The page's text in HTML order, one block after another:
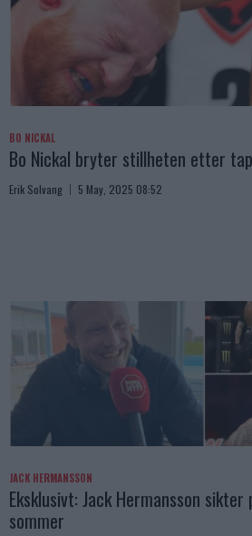
BO NICKAL
Bo Nickal bryter stillheten etter
Erik Solvang 5 May, 2025 08:52
JACK HERMANSSON
Eksklusivt: Jack Hermansson sikter
sommer